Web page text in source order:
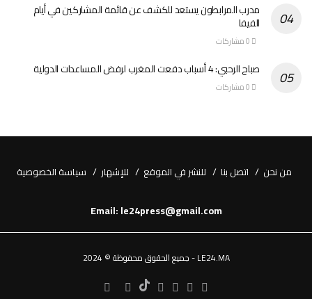
مدرب المرابطون يستعد للكشف عن قائمة المشاركين في أيام
الفيفا
صباح الرحبي: 4 أسباب دفعت المغرب لرفض المساعدات الدولية
من نحن اتصل بنا للنشر في الموقع للإشهار سياسة الخصوصية
Email: le24press@gmail.com
LE24.MA - جميع الحقوق محفوظة © 2024